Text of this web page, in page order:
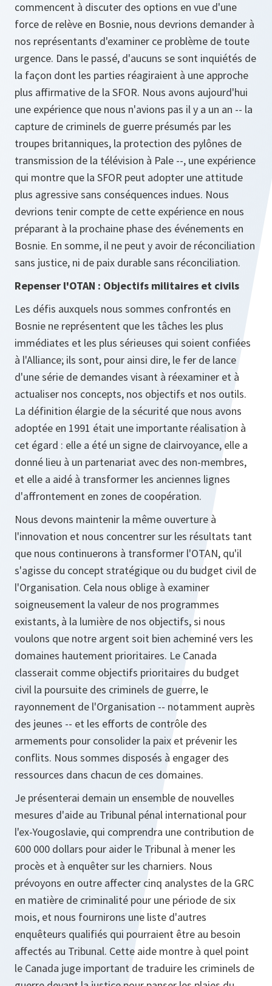
commencent à discuter des options en vue d'une
force de relève en Bosnie, nous devrions demander à
nos représentants d'examiner ce problème de toute
urgence. Dans le passé, d'aucuns se sont inquiétés de
la façon dont les parties réagiraient à une approche
plus affirmative de la SFOR. Nous avons aujourd'hui
une expérience que nous n'avions pas il y a un an -- la
capture de criminels de guerre présumés par les
troupes britanniques, la protection des pylônes de
transmission de la télévision à Pale --, une expérience
qui montre que la SFOR peut adopter une attitude
plus agressive sans conséquences indues. Nous
devrions tenir compte de cette expérience en nous
préparant à la prochaine phase des événements en
Bosnie. En somme, il ne peut y avoir de réconciliation
sans justice, ni de paix durable sans réconciliation.
Repenser l'OTAN : Objectifs militaires et civils
Les défis auxquels nous sommes confrontés en
Bosnie ne représentent que les tâches les plus
immédiates et les plus sérieuses qui soient confiées
à l'Alliance; ils sont, pour ainsi dire, le fer de lance
d'une série de demandes visant à réexaminer et à
actualiser nos concepts, nos objectifs et nos outils.
La définition élargie de la sécurité que nous avons
adoptée en 1991 était une importante réalisation à
cet égard : elle a été un signe de clairvoyance, elle a
donné lieu à un partenariat avec des non-membres,
et elle a aidé à transformer les anciennes lignes
d'affrontement en zones de coopération.
Nous devons maintenir la même ouverture à
l'innovation et nous concentrer sur les résultats tant
que nous continuerons à transformer l'OTAN, qu'il
s'agisse du concept stratégique ou du budget civil de
l'Organisation. Cela nous oblige à examiner
soigneusement la valeur de nos programmes
existants, à la lumière de nos objectifs, si nous
voulons que notre argent soit bien acheminé vers les
domaines hautement prioritaires. Le Canada
classerait comme objectifs prioritaires du budget
civil la poursuite des criminels de guerre, le
rayonnement de l'Organisation -- notamment auprès
des jeunes -- et les efforts de contrôle des
armements pour consolider la paix et prévenir les
conflits. Nous sommes disposés à engager des
ressources dans chacun de ces domaines.
Je présenterai demain un ensemble de nouvelles
mesures d'aide au Tribunal pénal international pour
l'ex-Yougoslavie, qui comprendra une contribution de
600 000 dollars pour aider le Tribunal à mener les
procès et à enquêter sur les charniers. Nous
prévoyons en outre affecter cinq analystes de la GRC
en matière de criminalité pour une période de six
mois, et nous fournirons une liste d'autres
enquêteurs qualifiés qui pourraient être au besoin
affectés au Tribunal. Cette aide montre à quel point
le Canada juge important de traduire les criminels de